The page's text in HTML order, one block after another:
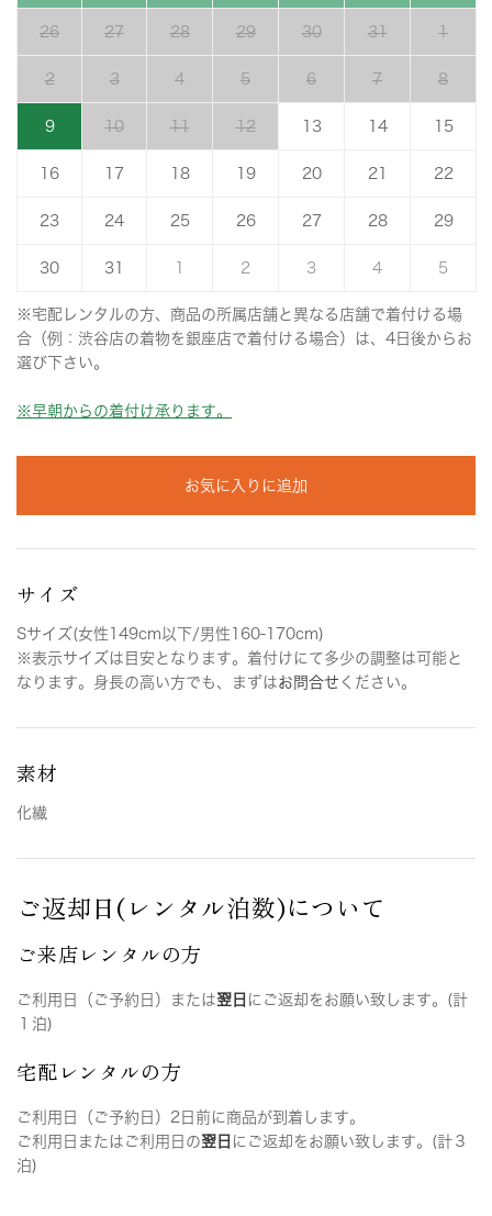
26 27 28 29 30 31 1
2 3 4 5 6 7 8
9 10 11 12 13 14 15
16 17 18 19 20 21 22
23 24 25 26 27 28 29
30 31 1 2 3 4 5
※宅配レンタルの方、商品の所属店舗と異なる店舗で着付ける場
合（例：渋谷店の着物を銀座店で着付ける場合）は、4日後からお
選び下さい。
※早朝からの着付け承ります。
お気に入りに追加
サイズ
Sサイズ(女性149cm以下/男性160-170cm)
※表示サイズは目安となります。着付けにて多少の調整は可能と
なります。身長の高い方でも、まずはお問合せ ください。
素材
化繊
ご返却日(レンタル泊数)について
ご来店レンタルの方
ご利用日（ご予約日）または翌日 にご返却をお願い致します。(計
１泊)
宅配レンタルの方
ご利用日（ご予約日）2日前に商品が到着します。
ご利用日またはご利用日の翌日 にご返却をお願い致します。(計３
泊)